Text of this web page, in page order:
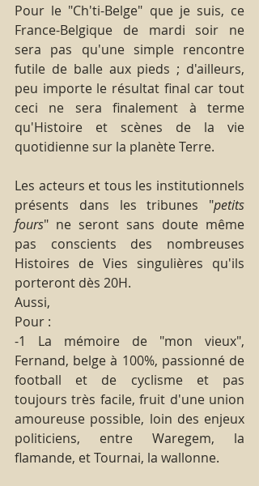
Pour le "Ch'ti-Belge" que je suis, ce
France-Belgique de mardi soir ne
sera pas qu'une simple rencontre
futile de balle aux pieds ; d'ailleurs,
peu importe le résultat final car tout
ceci ne sera finalement à terme
qu'Histoire et scènes de la vie
quotidienne sur la planète Terre.
Les acteurs et tous les institutionnels
présents dans les tribunes "petits
fours" ne seront sans doute même
pas conscients des nombreuses
Histoires de Vies singulières qu'ils
porteront dès 20H.
Aussi,
Pour :
-1 La mémoire de "mon vieux",
Fernand, belge à 100%, passionné de
football et de cyclisme et pas
toujours très facile, fruit d'une union
amoureuse possible, loin des enjeux
politiciens, entre Waregem, la
flamande, et Tournai, la wallonne.